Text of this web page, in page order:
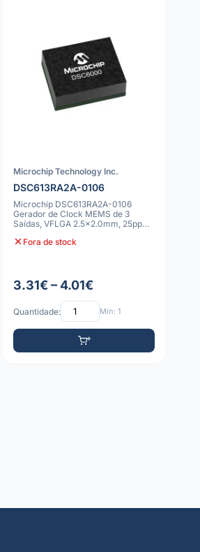
Microchip Technology Inc.
DSC613RA2A-0106
Microchip DSC613RA2A-0106
Gerador de Clock MEMS de 3
Saídas, VFLGA 2.5x2.0mm, 25ppm,
Fora de stock
3.31€ – 4.01€
Quantidade: Mín: 1